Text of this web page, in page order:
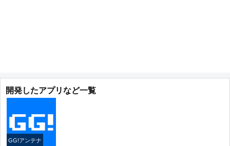
開発したアプリなど一覧
GG!アンテナ